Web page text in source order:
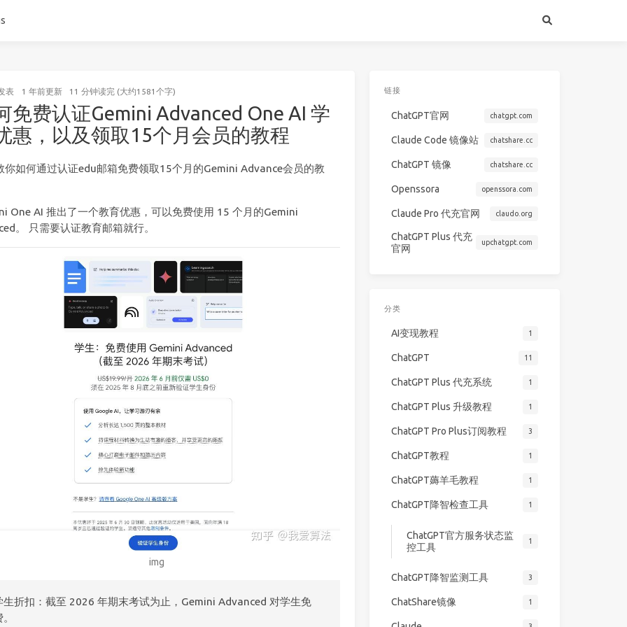
表 1 年前更新 11 分钟读完 (大约1581个字)
免费认证Gemini Advanced One AI 学
惠，以及领取15个月会员的教程
你如何通过认证edu邮箱免费领取15个月的Gemini Advance会员的教
One AI 推出了一个教育优惠，可以免费使用 15 个月的Gemini
。 只需要认证教育邮箱就行。
img
生折扣：截至 2026 年期末考试为止，Gemini Advanced 对学生免
链接
ChatGPT官网 chatgpt.com
Claude Code 镜像站 chatshare.cc
ChatGPT 镜像 chatshare.cc
Openssora openssora.com
Claude Pro 代充官网 claudo.org
ChatGPT Plus 代充
官网
upchatgpt.com
分类
AI变现教程 1
ChatGPT 11
ChatGPT Plus 代充系统 1
ChatGPT Plus 升级教程 1
ChatGPT Pro Plus订阅教程 3
ChatGPT教程 1
ChatGPT薅羊毛教程 1
ChatGPT降智检查工具 1
ChatGPT官方服务状态监
控工具
1
ChatGPT降智监测工具 3
ChatShare镜像 1